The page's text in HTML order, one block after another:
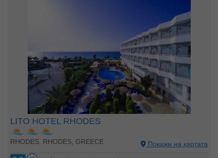
LITO HOTEL RHODES
RHODES, RHODES, GREECE Покажи на картата